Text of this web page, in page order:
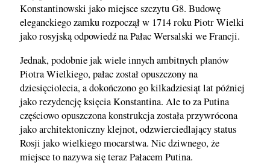
Konstantinowski jako miejsce szczytu G8. Budowę
eleganckiego zamku rozpoczął w 1714 roku Piotr Wielki
jako rosyjską odpowiedź na Pałac Wersalski we Francji.
Jednak, podobnie jak wiele innych ambitnych planów
Piotra Wielkiego, pałac został opuszczony na
dziesięciolecia, a dokończono go kilkadziesiąt lat później
jako rezydencję księcia Konstantina. Ale to za Putina
częściowo opuszczona konstrukcja została przywrócona
jako architektoniczny klejnot, odzwierciedlający status
Rosji jako wielkiego mocarstwa. Nic dziwnego, że
miejsce to nazywa się teraz Pałacem Putina.